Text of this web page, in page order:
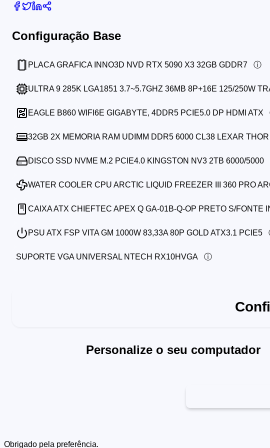
Configuração Base
PLACA GRAFICA INNO3D NVD RTX 5090 X3 32GB GDDR7
ULTRA 9 285K LGA1851 3.7~5.7GHZ 36MB 8P+16E 125/250W
EAGLE B860 WIFI6E GIGABYTE, 4DDR5 PCIE5.0 DP HDMI ATX
32GB 2X MEMORIA RAM UDIMM DDR5 6000 CL38 LEXAR THOR
DISCO SSD NVME M.2 PCIE4.0 KINGSTON NV3 2TB 6000/5000
WATER COOLER CPU ARCTIC LIQUID FREEZER III 360 PRO
CAIXA ATX CHIEFTEC APEX Q GA-01B-Q-OP PRETO S/FONTE
PSU ATX FSP VITA GM 1000W 83,33A 80P GOLD ATX3.1 PCIE5
SUPORTE VGA UNIVERSAL NTECH RX10HVGA
Personalize o seu computador
Obrigado pela preferência.